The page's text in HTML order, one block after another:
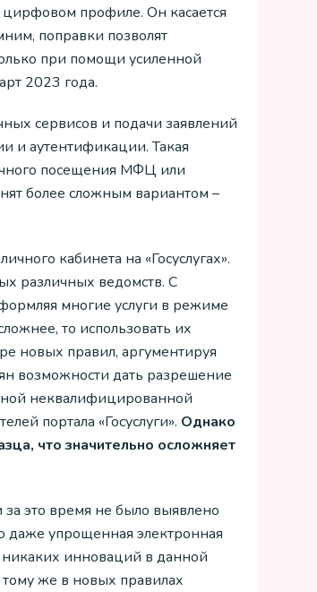
профиле. Он касается
поправки позволят
при помощи усиленной
2023 года.
сервисов и подачи заявлений
и аутентификации. Такая
посещения МФЦ или
более сложным вариантом –
кабинета на «Госуслугах».
различных ведомств. С
многие услуги в режиме
то использовать их
новых правил, аргументируя
возможности дать разрешение
неквалифицированной
портала «Госуслуги». Однако
что значительно осложняет
это время не было выявлено
даже упрощенная электронная
никаких инноваций в данной
тому же в новых правилах